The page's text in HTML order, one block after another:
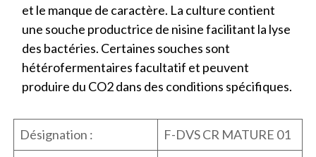
et le manque de caractère. La culture contient
une souche productrice de nisine facilitant la lyse
des bactéries. Certaines souches sont
hétérofermentaires facultatif et peuvent
produire du CO2 dans des conditions spécifiques.
Désignation :
F-DVS CR MATURE 01